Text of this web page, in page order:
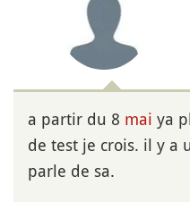
a partir du 8 mai ya
de test je crois. il y a
parle de sa.